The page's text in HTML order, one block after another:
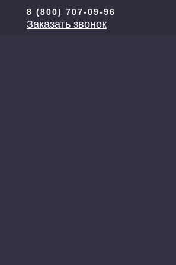
8 (800) 707-09-96
Заказать звонок